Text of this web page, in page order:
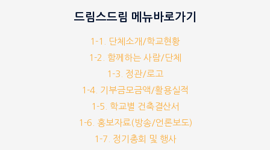
드림스드림 메뉴바로가기
1-1. 단체소개/학교현황
1-2. 함께하는 사람/단체
1-3. 정관/로고
1-4. 기부금모금액/활용실적
1-5. 학교별 건축결산서
1-6. 홍보자료(방송/언론보도)
1-7. 정기총회 및 행사